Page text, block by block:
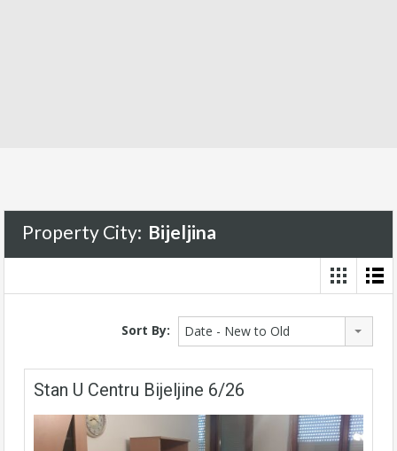
Property City: Bijeljina
Sort By: Date - New to Old
Stan U Centru Bijeljine 6/26